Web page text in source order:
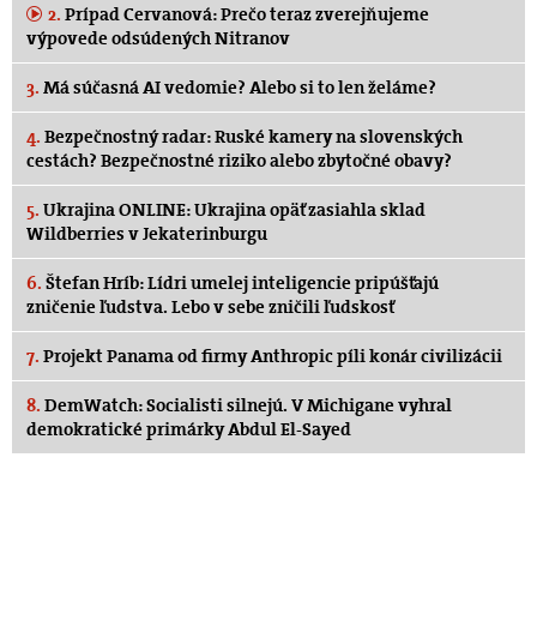
2. Prípad Cervanová: Prečo teraz zverejňujeme
výpovede odsúdených Nitranov
3. Má súčasná AI vedomie? Alebo si to len želáme?
4. Bezpečnostný radar: Ruské kamery na slovenských
cestách? Bezpečnostné riziko alebo zbytočné obavy?
5. Ukrajina ONLINE: Ukrajina opäť zasiahla sklad
Wildberries v Jekaterinburgu
6. Štefan Hríb: Lídri umelej inteligencie pripúšťajú
zničenie ľudstva. Lebo v sebe zničili ľudskosť
7. Projekt Panama od firmy Anthropic píli konár civilizácii
8. DemWatch: Socialisti silnejú. V Michigane vyhral
demokratické primárky Abdul El-Sayed